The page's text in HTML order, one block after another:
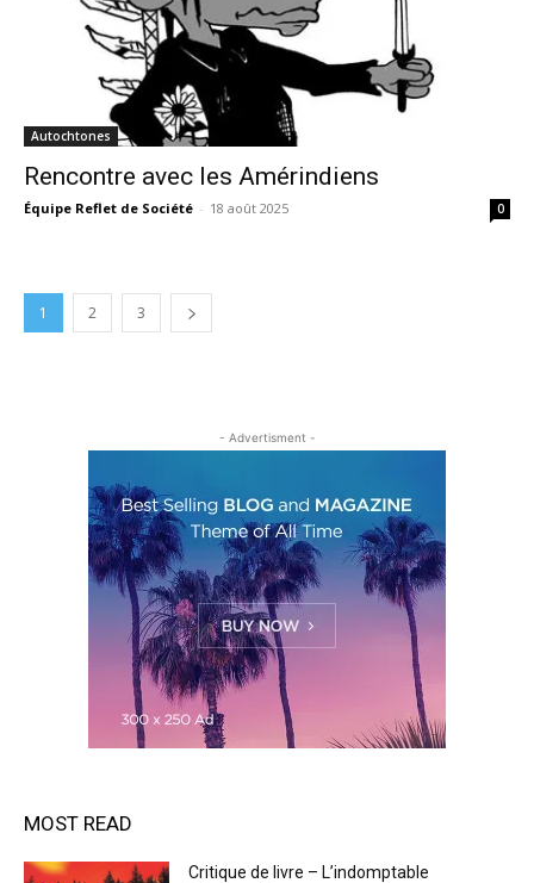
Autochtones
Rencontre avec les Amérindiens
Équipe Reflet de Société - 18 août 2025 0
1 2 3
- Advertisment -
MOST READ
Critique de livre – L’indomptable